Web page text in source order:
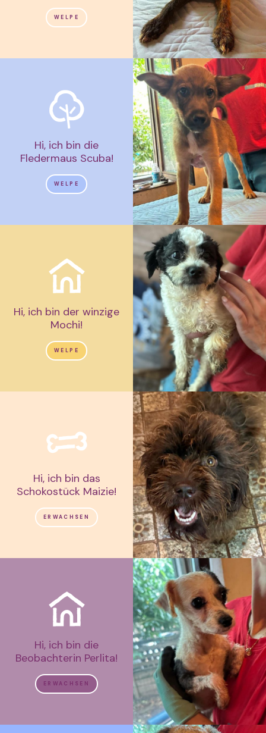
WELPE
Hi, ich bin die
Fledermaus Scuba!
WELPE
Hi, ich bin der winzige
Mochi!
WELPE
Hi, ich bin das
Schokostück Maizie!
ERWACHSEN
Hi, ich bin die
Beobachterin Perlita!
ERWACHSEN